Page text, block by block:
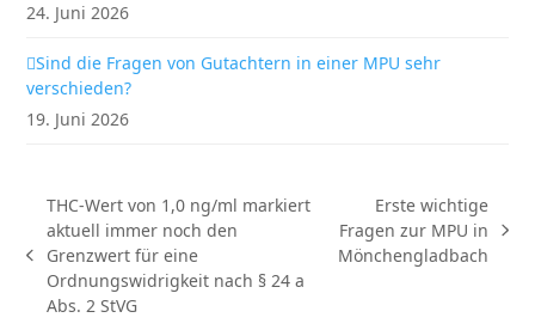
24. Juni 2026
Sind die Fragen von Gutachtern in einer MPU sehr
verschieden?
19. Juni 2026
vorheriger
Beitrag:
THC-Wert von 1,0 ng/ml markiert
aktuell immer noch den
Grenzwert für eine
Ordnungswidrigkeit nach § 24 a
Abs. 2 StVG
Nächster
Beitrag:
Erste wichtige
Fragen zur MPU in
Mönchengladbach